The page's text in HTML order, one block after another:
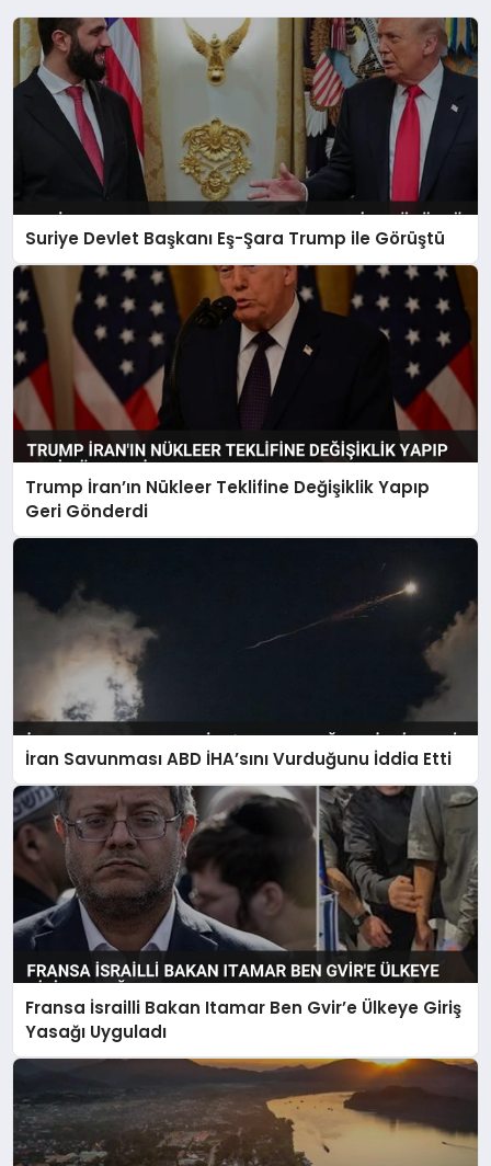
Suriye Devlet Başkanı Eş-Şara Trump ile Görüştü
Trump İran’ın Nükleer Teklifine Değişiklik Yapıp
Geri Gönderdi
İran Savunması ABD İHA’sını Vurduğunu İddia Etti
Fransa İsrailli Bakan Itamar Ben Gvir’e Ülkeye Giriş
Yasağı Uyguladı